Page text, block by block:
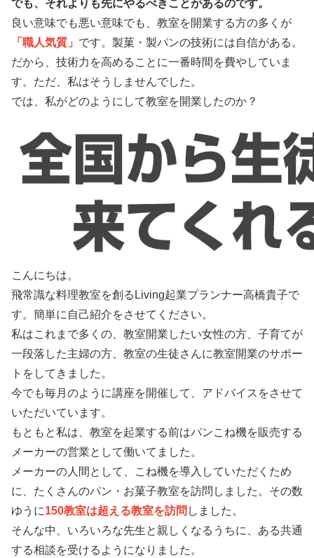
でも、それよりも先にやるべきことがあるのです。
良い意味でも悪い意味でも、教室を開業する方の多くが
「職人気質」 です。製菓・製パンの技術には自信がある。
だから、技術力を高めることに一番時間を費やしていま
す。ただ、私はそうしませんでした。
では、私がどのようにして教室を開業したのか？
こんにちは。
飛常識な料理教室を創るLiving起業プランナー高橋貴子で
す。簡単に自己紹介をさせてください。
私はこれまで多くの、教室開業したい女性の方、子育てが
一段落した主婦の方、教室の生徒さんに教室開業のサポー
トをしてきました。
今でも毎月のように講座を開催して、アドバイスをさせて
いただいています。
もともと私は、教室を起業する前はパンこね機を販売する
メーカーの営業として働いてました。
メーカーの人間として、こね機を導入していただくため
に、たくさんのパン・お菓子教室を訪問しました。その数
ゆうに150教室は超える教室を訪問 しました。
そんな中、いろいろな先生と親しくなるうちに、ある共通
する相談を受けるようになりました。